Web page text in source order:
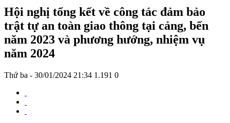
Hội nghị tổng kết về công tác đảm bảo
trật tự an toàn giao thông tại cảng, bến
năm 2023 và phương hướng, nhiệm vụ
năm 2024
Thứ ba - 30/01/2024 21:34 1.191 0